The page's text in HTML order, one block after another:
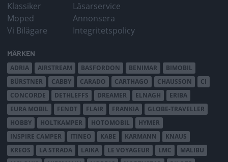
Klassiker
Moped
Vi Bilägare
Läsarservice
Annonsera
Integritetspolicy
MÄRKEN
ADRIA
AIRSTREAM BASFORDON BENIMAR
BIMOBIL
BÜRSTNER
CABBY CARADO CARTHAGO CHAUSSON
CI
CONCORDE
DETHLEFFS DREAMER ELNAGH
ERIBA
EURA MOBIL
FENDT FLAIR FRANKIA
GLOBE-TRAVELLER
HOBBY
HOLTKAMPER HOTOMOBIL
HYMER
INSPIRE CAMPER
ITINEO KABE KARMANN
KNAUS
KREOS
LA STRADA LAIKA LE VOYAGEUR LMC
MALIBU